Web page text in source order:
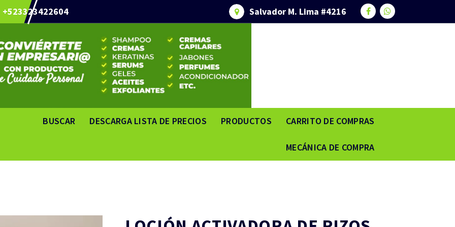
+523323422604 Salvador M. Lima #4216
BUSCAR DESCARGA LISTA DE PRECIOS PRODUCTOS CARRITO DE COMPRAS
MECÁNICA DE COMPRA